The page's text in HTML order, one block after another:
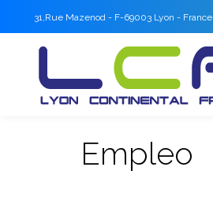
31,Rue Mazenod - F-69003 Lyon - France
Empleo